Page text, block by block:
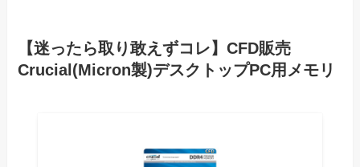
【迷ったら取り敢えずコレ】CFD販売
Crucial(Micron製)デスクトップPC用メモリ